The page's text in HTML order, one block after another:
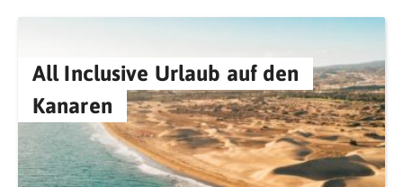
All Inclusive Urlaub auf den
Kanaren